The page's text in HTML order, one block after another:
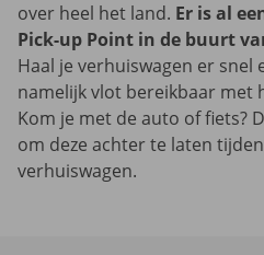
over heel het land. Er is al
Pick-up Point in de buurt
Haal je verhuiswagen er snel
namelijk vlot bereikbaar met
Kom je met de auto of fiets?
om deze achter te laten
verhuiswagen.